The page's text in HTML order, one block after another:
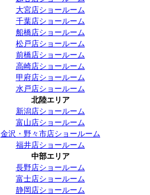
大宮店ショールーム
千葉店ショールーム
船橋店ショールーム
松戸店ショールーム
前橋店ショールーム
高崎店ショールーム
甲府店ショールーム
水戸店ショールーム
北陸エリア
新潟店ショールーム
富山店ショールーム
金沢・野々市店ショールーム
福井店ショールーム
中部エリア
長野店ショールーム
富士店ショールーム
静岡店ショールーム